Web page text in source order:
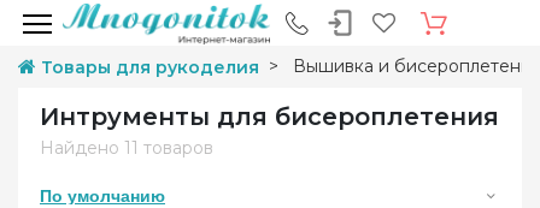
Товары для рукоделия Вышивка и
Интрументы для бисероплетения
Найдено 11 товаров
По умолчанию